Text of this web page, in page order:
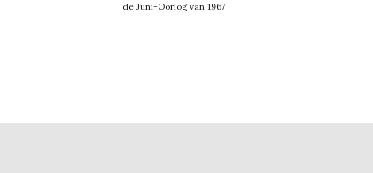
de Juni-Oorlog van 1967